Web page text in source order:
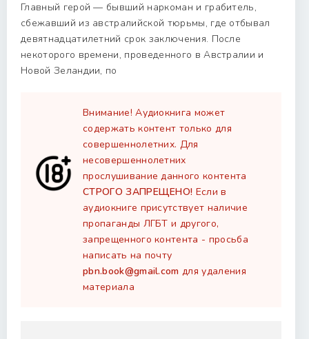
Главный герой — бывший наркоман и грабитель,
сбежавший из австралийской тюрьмы, где отбывал
девятнадцатилетний срок заключения. После
некоторого времени, проведенного в Австралии и
Новой Зеландии, по
Внимание! Аудиокнига может
содержать контент только для
совершеннолетних. Для
несовершеннолетних
прослушивание данного контента
СТРОГО ЗАПРЕЩЕНО! Если в
аудиокниге присутствует наличие
пропаганды ЛГБТ и другого,
запрещенного контента - просьба
написать на почту
pbn.book@gmail.com для удаления
материала